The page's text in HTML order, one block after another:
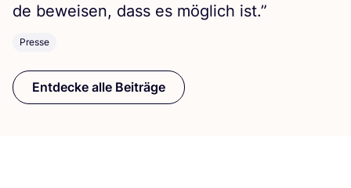
de bewei­sen, dass es mög­lich ist.”
Presse
Entdecke alle Beiträge